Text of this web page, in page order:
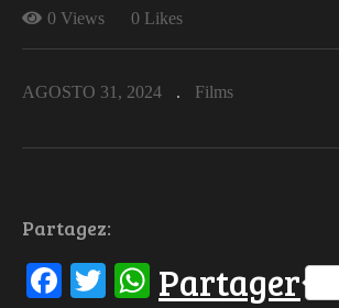
0 Views 0 Likes
AGOSTO 31, 2024 Films
Partagez:
Facebook
Twitter
WhatsApp
Partager